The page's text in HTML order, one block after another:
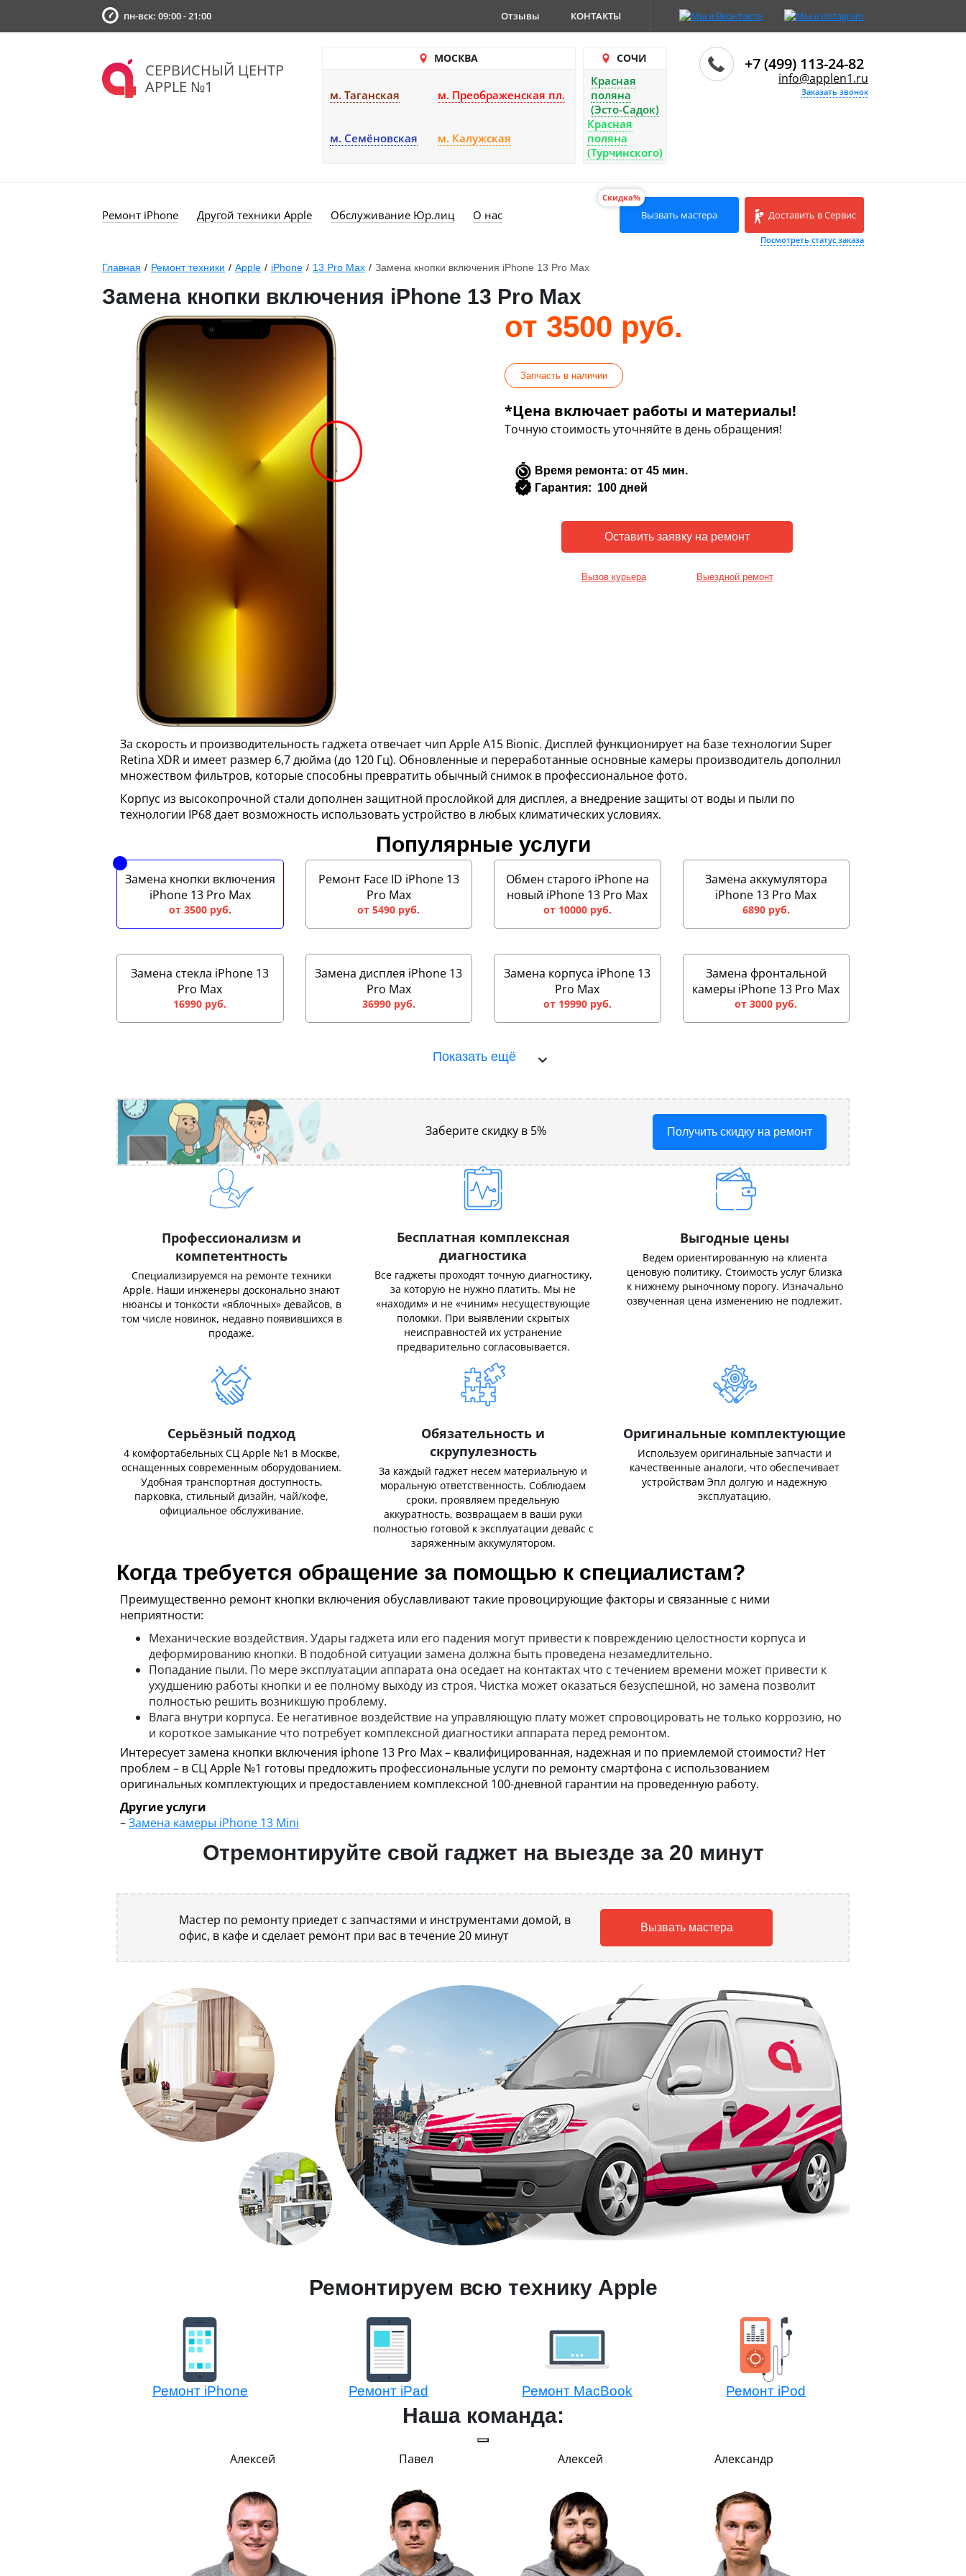
пн-вск: 09:00 - 21:00 Отзывы КОНТАКТЫ
СЕРВИСНЫЙ ЦЕНТР
APPLE №1
МОСКВА
м. Таганская м. Преображенская пл.
м. Семёновская м. Калужская
СОЧИ
Красная
поляна
(Эсто-Садок)
Красная
поляна
(Турчинского)
+7 (499) 113-24-82
info@applen1.ru
Заказать звонок
Ремонт iPhone Другой техники Apple Обслуживание Юр.лиц О нас
Скидка%
Вызвать мастера Доставить в Сервис
Посмотреть статус заказа
Главная / Ремонт техники / Apple / iPhone / 13 Pro Max / Замена кнопки включения iPhone 13 Pro Max
Замена кнопки включения iPhone 13 Pro Max
от 3500 руб.
Запчасть в наличии
*Цена включает работы и материалы!
Точную стоимость уточняйте в день обращения!
Время ремонта: от 45 мин.
Гарантия: 100 дней
Вызов курьера Выездной ремонт
За скорость и производительность гаджета отвечает чип Apple A15 Bionic. Дисплей функционирует на базе технологии Super
Retina XDR и имеет размер 6,7 дюйма (до 120 Гц). Обновленные и переработанные основные камеры производитель дополнил
множеством фильтров, которые способны превратить обычный снимок в профессиональное фото.
Корпус из высокопрочной стали дополнен защитной прослойкой для дисплея, а внедрение защиты от воды и пыли по
технологии IP68 дает возможность использовать устройство в любых климатических условиях.
Популярные услуги
Замена кнопки включения
iPhone 13 Pro Max
от 3500 руб.
Ремонт Face ID iPhone 13
Pro Max
от 5490 руб.
Обмен старого iPhone на
новый iPhone 13 Pro Max
от 10000 руб.
Замена аккумулятора
iPhone 13 Pro Max
6890 руб.
Замена стекла iPhone 13
Pro Max
16990 руб.
Замена дисплея iPhone 13
Pro Max
36990 руб.
Замена корпуса iPhone 13
Pro Max
от 19990 руб.
Замена фронтальной
камеры iPhone 13 Pro Max
от 3000 руб.
Показать ещё
Заберите скидку в 5% Получить скидку на ремонт
Профессионализм и
компетентность
Специализируемся на ремонте техники
Apple. Наши инженеры досконально знают
нюансы и тонкости «яблочных» девайсов, в
том числе новинок, недавно появившихся в
продаже.
Бесплатная комплексная
диагностика
Все гаджеты проходят точную диагностику,
за которую не нужно платить. Мы не
«находим» и не «чиним» несуществующие
поломки. При выявлении скрытых
неисправностей их устранение
предварительно согласовывается.
Выгодные цены
Ведем ориентированную на клиента
ценовую политику. Стоимость услуг близка
к нижнему рыночному порогу. Изначально
озвученная цена изменению не подлежит.
Серьёзный подход
4 комфортабельных СЦ Apple №1 в Москве,
оснащенных современным оборудованием.
Удобная транспортная доступность,
парковка, стильный дизайн, чай/кофе,
официальное обслуживание.
Обязательность и
скрупулезность
За каждый гаджет несем материальную и
моральную ответственность. Соблюдаем
сроки, проявляем предельную
аккуратность, возвращаем в ваши руки
полностью готовой к эксплуатации девайс с
заряженным аккумулятором.
Оригинальные комплектующие
Используем оригинальные запчасти и
качественные аналоги, что обеспечивает
устройствам Эпл долгую и надежную
эксплуатацию.
Когда требуется обращение за помощью к специалистам?
Преимущественно ремонт кнопки включения обуславливают такие провоцирующие факторы и связанные с ними
неприятности:
Механические воздействия. Удары гаджета или его падения могут привести к повреждению целостности корпуса и
деформированию кнопки. В подобной ситуации замена должна быть проведена незамедлительно.
Попадание пыли. По мере эксплуатации аппарата она оседает на контактах что с течением времени может привести к
ухудшению работы кнопки и ее полному выходу из строя. Чистка может оказаться безуспешной, но замена позволит
полностью решить возникшую проблему.
Влага внутри корпуса. Ее негативное воздействие на управляющую плату может спровоцировать не только коррозию, но
и короткое замыкание что потребует комплексной диагностики аппарата перед ремонтом.
Интересует замена кнопки включения iphone 13 Pro Max – квалифицированная, надежная и по приемлемой стоимости? Нет
проблем – в СЦ Apple №1 готовы предложить профессиональные услуги по ремонту смартфона с использованием
оригинальных комплектующих и предоставлением комплексной 100-дневной гарантии на проведенную работу.
Другие услуги
–Замена камеры iPhone 13 Mini
Отремонтируйте свой гаджет на выезде за 20 минут
Мастер по ремонту приедет с запчастями и инструментами домой, в
офис, в кафе и сделает ремонт при вас в течение 20 минут
Вызвать мастера
Ремонтируем всю технику Apple
Ремонт iPhone Ремонт iPad Ремонт MacBook Ремонт iPod
Наша команда:
Алексей Павел Алексей Александр